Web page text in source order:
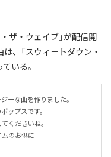
ザ・ウェイブ」が配信開
、「スウィ－トダウン・
いる。
ーな曲を作りました。
ップスです。
くださいね。
のお供に